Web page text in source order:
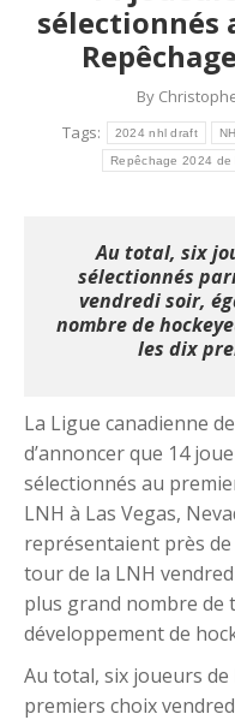
sélectionnés
By
Tags:
2024 nhl draft
Repêchage 2024 de
Au total, six
sélectionnés
vendredi soir,
nombre de
les dix
La Ligue canadienne
d’annoncer que 14
sélectionnés au
LNH à Las Vegas,
représentaient près
tour de la LNH
plus grand nombre de
développement de
Au total, six joueurs
premiers choix